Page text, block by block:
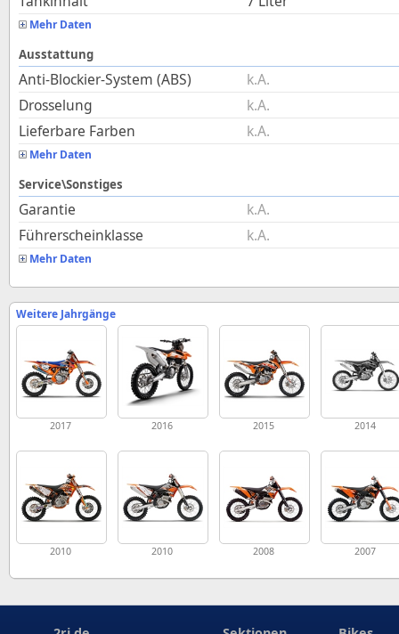
Mehr Daten
Ausstattung
Anti-Blockier-System (ABS)
k.A.
Drosselung
k.A.
Lieferbare Farben
k.A.
Mehr Daten
Service\Sonstiges
Garantie
k.A.
Führerscheinklasse
k.A.
Mehr Daten
Weitere Jahrgänge
2017 2016 2015 2014
2010 2010 2008 2007